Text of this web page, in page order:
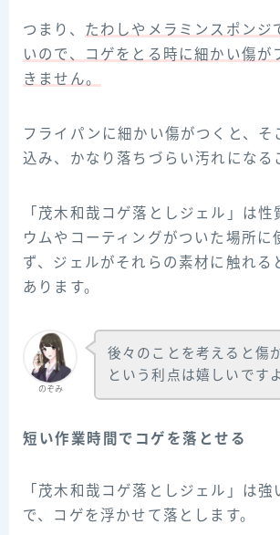
つまり、 たわしやメラミンスポンジ
いので、コゲをとる時に細かい傷が
きません。
フライパンに細かい傷がつくと、そ
込み、かなり落ちづらい汚れになる
「茂木和哉コゲ落としジェル」は性
ウムやコーティングがついた場所に
ず、ジェルがそれらの素材に触れる
あります。
のぞみ
後々のことを考えると傷
という利点は嬉しいです
短い作業時間でコゲを落とせる
「茂木和哉コゲ落としジェル」は強
で、コゲを浮かせて落とします。